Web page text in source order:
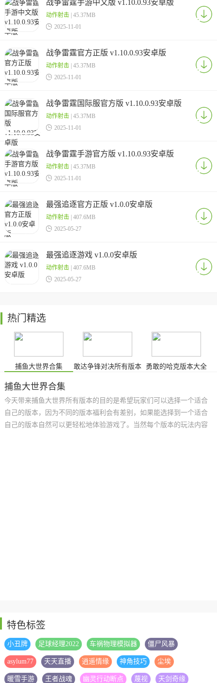
战争雷霆手游中文版 v1.10.0.93安卓版
动作射击| 45.37MB
 2025-11-01
战争雷霆官方正版 v1.10.0.93安卓版
动作射击| 45.37MB
 2025-11-01
战争雷霆国际服官方版 v1.10.0.93安卓版
动作射击| 45.37MB
 2025-11-01
战争雷霆手游官方版 v1.10.0.93安卓版
动作射击| 45.37MB
 2025-11-01
最强追逐官方正版 v1.0.0安卓版
动作射击| 407.6MB
 2025-05-27
最强追逐游戏 v1.0.0安卓版
动作射击| 407.6MB
 2025-05-27
热门精选
捕鱼大世界合集 敢达争锋对决所有版本 勇敢的哈克版本大全
捕鱼大世界合集
今天带来捕鱼大世界所有版本的目的是希望玩家们可以选择一个适合
自己的版本，因为不同的版本福利会有差别，如果能选择到一个适合
自己的版本自然可以更轻松地体验游戏了。当然每个版本的玩法内容
特色标签
小丑牌 足球经理2022 车祸物理模拟器 僵尸风暴
asylum77 天天直播 逍遥情缘 神角技巧 尘埃
暖雪手游 王者战魂 幽灵行动断点 蔑视 天剑奇缘